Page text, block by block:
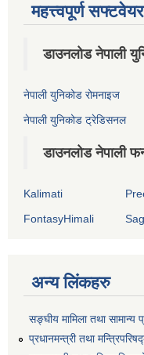
महत्त्वपूर्ण सफ्टवेयर
डाउनलोड नेपाली
नेपाली युनिकोड रोमनाइज
नेपाली युनिकोड ट्रेडिसनल
डाउनलोड नेपाली
Kalimati
FontasyHimali
अन्य लिंकहरु
सङ्‍घीय मामिला तथा सामान्य
प्रधानमन्त्री तथा